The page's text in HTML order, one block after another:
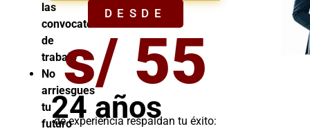
las
convocatorias
de
trabajo
No
arriesgues
tu
futuro
DESDE
s/ 55
24 años
de experiencia respaldan tu éxito: